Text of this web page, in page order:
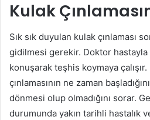
Kulak
Sık sık duyulan kulak çınlaması
gidilmesi gerekir. Doktor hastayla
konuşarak teşhis koymaya
çınlamasının ne zaman
dönmesi olup olmadığını sorar.
durumunda yakın tarihli hastalık